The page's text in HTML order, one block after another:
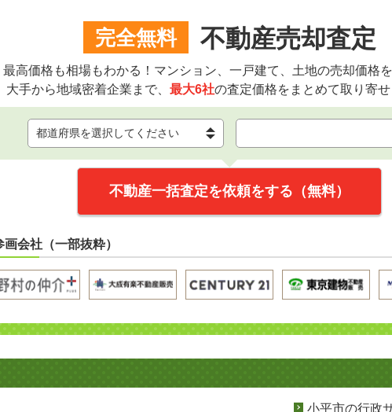
完全無料 不動産売却査定
最高価格も相場もわかる！マンション、一戸建て、土地の売却価格を
大手から地域密着企業まで、 最大6社の査定価格をまとめて取り寄せ
不動産一括査定を依頼をする（無料）
画会社（一部抜粋）
小平市の行政